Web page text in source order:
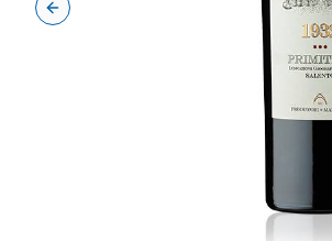
Previous slide